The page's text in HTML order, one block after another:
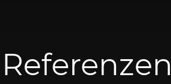
Referenzen